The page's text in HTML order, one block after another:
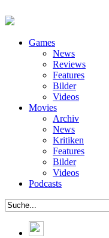
Games
News
Reviews
Features
Bilder
Videos
Movies
Archiv
News
Kritiken
Features
Bilder
Videos
Podcasts